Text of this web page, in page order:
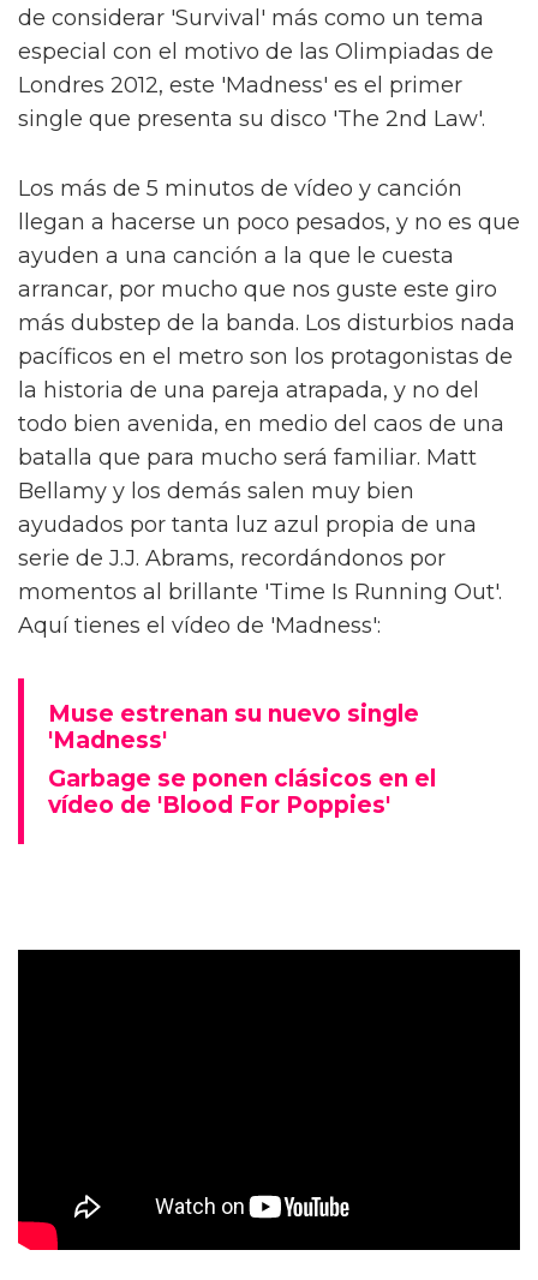
de considerar 'Survival' más como un tema
especial con el motivo de las Olimpiadas de
Londres 2012, este 'Madness' es el primer
single que presenta su disco 'The 2nd Law'.
Los más de 5 minutos de vídeo y canción
llegan a hacerse un poco pesados, y no es que
ayuden a una canción a la que le cuesta
arrancar, por mucho que nos guste este giro
más dubstep de la banda. Los disturbios nada
pacíficos en el metro son los protagonistas de
la historia de una pareja atrapada, y no del
todo bien avenida, en medio del caos de una
batalla que para mucho será familiar. Matt
Bellamy y los demás salen muy bien
ayudados por tanta luz azul propia de una
serie de J.J. Abrams, recordándonos por
momentos al brillante 'Time Is Running Out'.
Aquí tienes el vídeo de 'Madness':
Muse estrenan su nuevo single
'Madness'
Garbage se ponen clásicos en el
vídeo de 'Blood For Poppies'